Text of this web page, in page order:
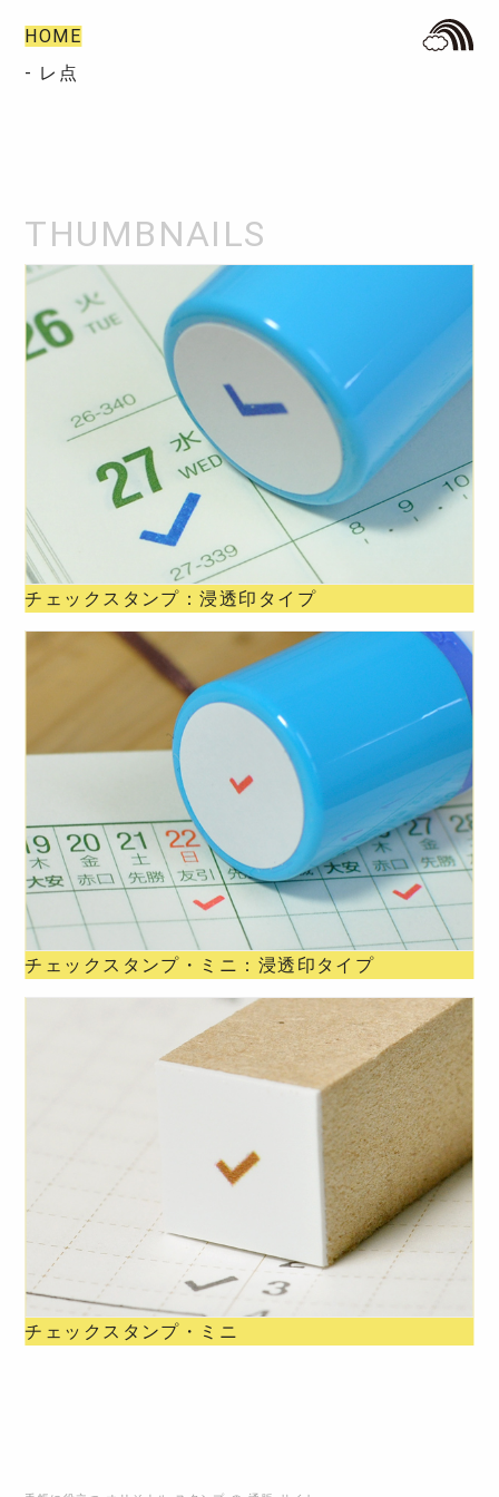
HOME
- レ点
チェックスタンプ：浸透印タイプ
チェックスタンプ・ミニ：浸透印タイプ
チェックスタンプ・ミニ